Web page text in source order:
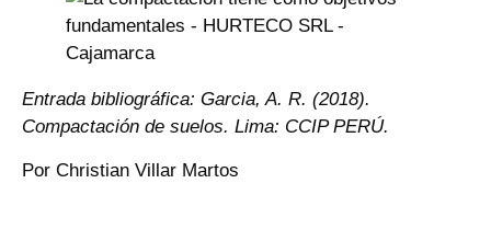
Entrada bibliográfica: Garcia, A. R. (2018).
Compactación de suelos. Lima: CCIP PERÚ.
Por Christian Villar Martos